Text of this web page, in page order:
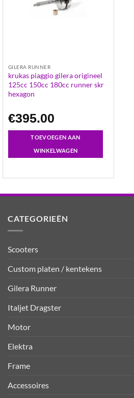
GILERA RUNNER
krukas piaggio gilera origineel
125cc 150cc 180cc runner skr
hexagon
€395.00
TOEVOEGEN AAN
WINKELWAGEN
CATEGORIEËN
Scooters
Custom platen / kentekens
Gilera Runner
Italjet Dragster
Motor
Elektra
Frame
Accessoires